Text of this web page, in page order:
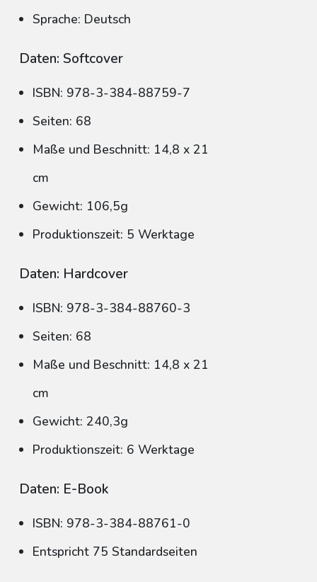
Sprache: Deutsch
Daten: Softcover
ISBN: 978-3-384-88759-7
Seiten: 68
Maße und Beschnitt: 14,8 x 21
cm
Gewicht: 106,5g
Produktionszeit: 5 Werktage
Daten: Hardcover
ISBN: 978-3-384-88760-3
Seiten: 68
Maße und Beschnitt: 14,8 x 21
cm
Gewicht: 240,3g
Produktionszeit: 6 Werktage
Daten: E-Book
ISBN: 978-3-384-88761-0
Entspricht 75 Standardseiten